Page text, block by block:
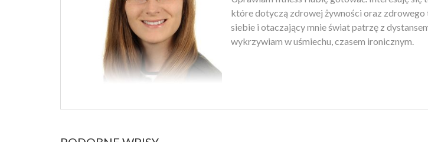
które dotyczą zdrowej żywności oraz zdrowego
siebie i otaczający mnie świat patrzę z
wykrzywiam w uśmiechu, czasem ironicznym.